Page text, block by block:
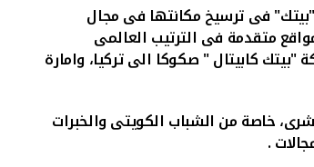
فى ترسيخ مكانتها فى مجال
متقدمة فى الترتيب العالمى
الاستثمارى شركة "بيتك كابيتال " صكوكا الى تركيا، وامارة
خاصة من الشباب الكويتى والخبرات
.